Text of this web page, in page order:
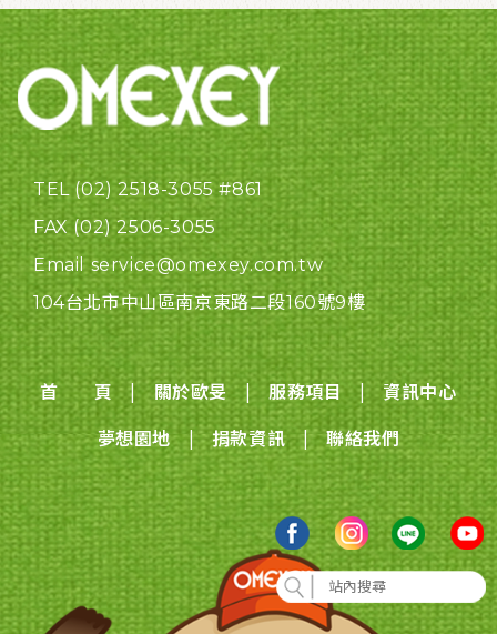
TEL (02) 2518-3055 #861
FAX (02) 2506-3055
Email service@omexey.com.tw
104台北市中山區南京東路二段160號9樓
首 頁 | 關於歐旻 | 服務項目 | 資訊中心
夢想園地 | 捐款資訊 | 聯絡我們